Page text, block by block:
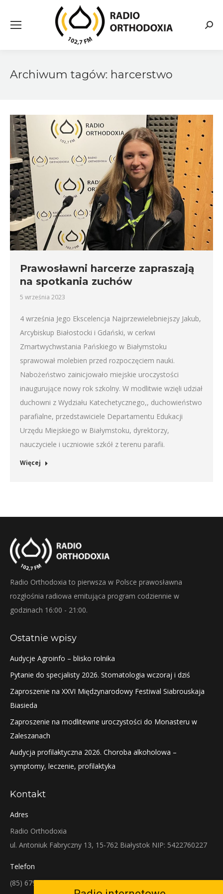
Archiwum tagów: harcerstwo
Prawosławni harcerze zapraszają
na spotkania zuchów
5 września 2023
4 września Jego Ekscelencja Najprzewielebniejszy Jakub,
Arcybiskup Białostocki i Gdański, w cerkwi
Zmartwychwstania Pańskiego w Białymstoku
sprawował molebien przed rozpoczęciem nauki.
Nabożeństwo zainicjowało miejskie uroczystości
inaugurujące nowy rok szkolny. W modlitwie wzięli udział
duchowni z Wydziału Katechetycznego,, duchowieństwo
parafialne, przedstawiciele Departamentu Edukacji
Urzędu Miejskiego w Białymstoku, dyrektorzy,
nauczyciele i uczniowie szkół z terenu parafii.
Więcej
Radio Orthodoxia to pierwsza w Polsce prawosławna
rozgłośnia radiowa emitująca program codziennie w
godzinach 16:00 - 21:00.
Ostatnie wpisy
Audycje Agroinfo – blisko rolnika
Pytanie do specjalisty 2026. Stomatologia wczoraj i dziś
Zaproszenie na XXVI Międzynarodowy Festiwal Siabrouskaja
Biasieda
Zaproszenie na modlitewne uroczystości do Monasteru w
Zaleszanach
Audycja profilaktyczna 2026. Choroba alkoholowa –
symptomy, leczenie, profilaktyka
Kontakt
Adres
Radio Orthodoxia
ul. Antoniuk Fabryczny 13, 15-762 Białystok NIP: 5422760227
Telefon
(85) 679-38-38